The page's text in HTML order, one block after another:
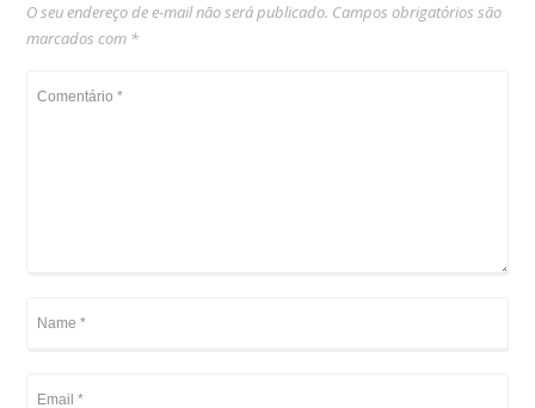
O seu endereço de e-mail não será publicado. Campos obrigatórios são
marcados com *